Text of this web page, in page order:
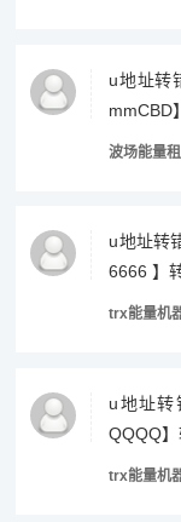
u地址转
mmCBD
波场能量
u地址转
6666 】
trx能量机
u地址转
QQQQ
trx能量机